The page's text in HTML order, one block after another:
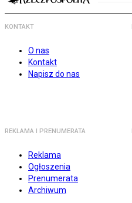
KONTAKT
O nas
Kontakt
Napisz do nas
REKLAMA I PRENUMERATA
Reklama
Ogłoszenia
Prenumerata
Archiwum